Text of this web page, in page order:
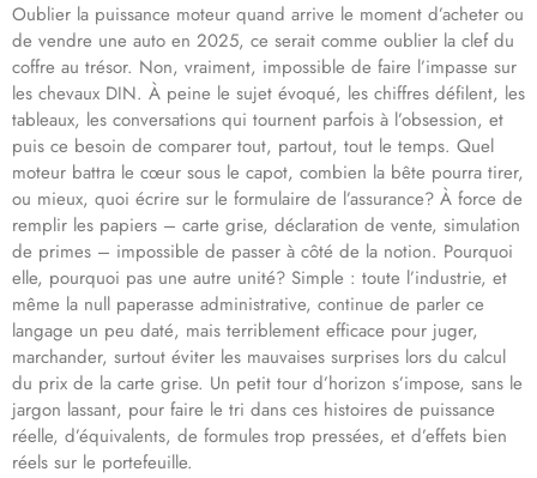
Oublier la puissance moteur quand arrive le moment d’acheter ou
de vendre une auto en 2025, ce serait comme oublier la clef du
coffre au trésor. Non, vraiment, impossible de faire l’impasse sur
les chevaux DIN. À peine le sujet évoqué, les chiffres défilent, les
tableaux, les conversations qui tournent parfois à l’obsession, et
puis ce besoin de comparer tout, partout, tout le temps. Quel
moteur battra le cœur sous le capot, combien la bête pourra tirer,
ou mieux, quoi écrire sur le formulaire de l’assurance? À force de
remplir les papiers – carte grise, déclaration de vente, simulation
de primes – impossible de passer à côté de la notion. Pourquoi
elle, pourquoi pas une autre unité? Simple : toute l’industrie, et
même la null paperasse administrative, continue de parler ce
langage un peu daté, mais terriblement efficace pour juger,
marchander, surtout éviter les mauvaises surprises lors du calcul
du prix de la carte grise. Un petit tour d’horizon s’impose, sans le
jargon lassant, pour faire le tri dans ces histoires de puissance
réelle, d’équivalents, de formules trop pressées, et d’effets bien
réels sur le portefeuille.